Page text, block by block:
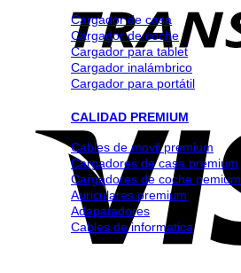
Cargador de casa
Cargador de coche
Cargador para tablet
Cargador inalámbrico
Cargador para portátil
CALIDAD PREMIUM
Cables de movil premium
Cargadores de casa premium
Cargadores de coche pemium
Auriculares premium
Adapatadores
Cables de informatica